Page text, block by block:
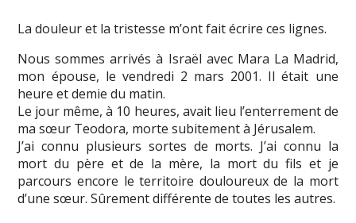
La douleur et la tristesse m’ont fait écrire ces lignes.
Nous sommes arrivés à Israël avec Mara La Madrid,
mon épouse, le vendredi 2 mars 2001. Il était une
heure et demie du matin.
Le jour même, à 10 heures, avait lieu l’enterrement de
ma sœur Teodora, morte subitement à Jérusalem.
J’ai connu plusieurs sortes de morts. J’ai connu la
mort du père et de la mère, la mort du fils et je
parcours encore le territoire douloureux de la mort
d’une sœur. Sûrement différente de toutes les autres.